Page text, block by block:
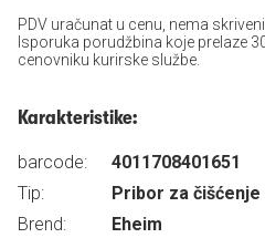
PDV uračunat u cenu, nema
Isporuka porudžbina koje prelaze
cenovniku kurirske službe.
Karakteristike:
barcode:
4011708401651
Tip:
Pribor za
Brend:
Eheim